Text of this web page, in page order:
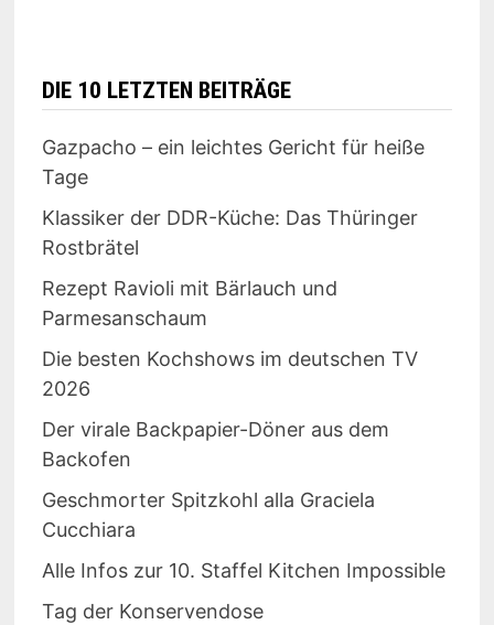
DIE 10 LETZTEN BEITRÄGE
Gazpacho – ein leichtes Gericht für heiße
Tage
Klassiker der DDR-Küche: Das Thüringer
Rostbrätel
Rezept Ravioli mit Bärlauch und
Parmesanschaum
Die besten Kochshows im deutschen TV
2026
Der virale Backpapier-Döner aus dem
Backofen
Geschmorter Spitzkohl alla Graciela
Cucchiara
Alle Infos zur 10. Staffel Kitchen Impossible
Tag der Konservendose